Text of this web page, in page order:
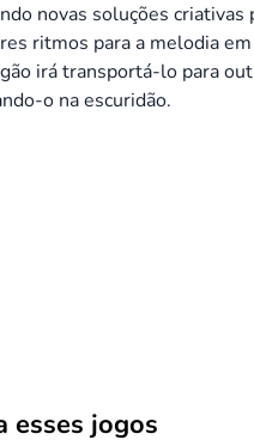
novas soluções criativas
ritmos para a melodia
irá transportá-lo para
o na escuridão.
esses jogos